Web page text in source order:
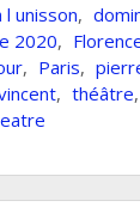
l unisson,
2020,
, Paris,
, théâtre,